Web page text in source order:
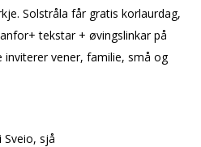
Solstråla får gratis korlaurdag,
tekstar + øvingslinkar på
vener, familie, små og
sjå